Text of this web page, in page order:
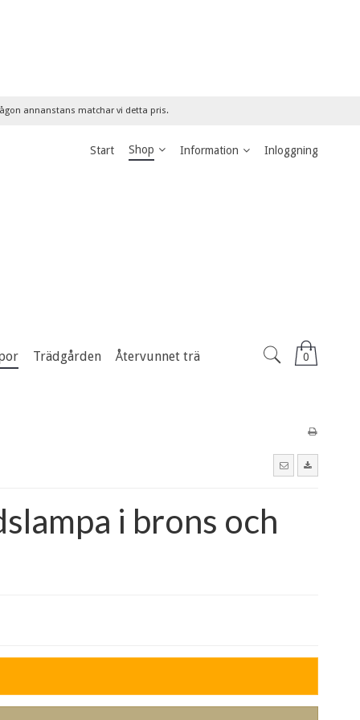
annanstans matchar vi detta pris.
Start Shop Information Inloggning
0
Trädgården
Återvunnet trä
i brons och